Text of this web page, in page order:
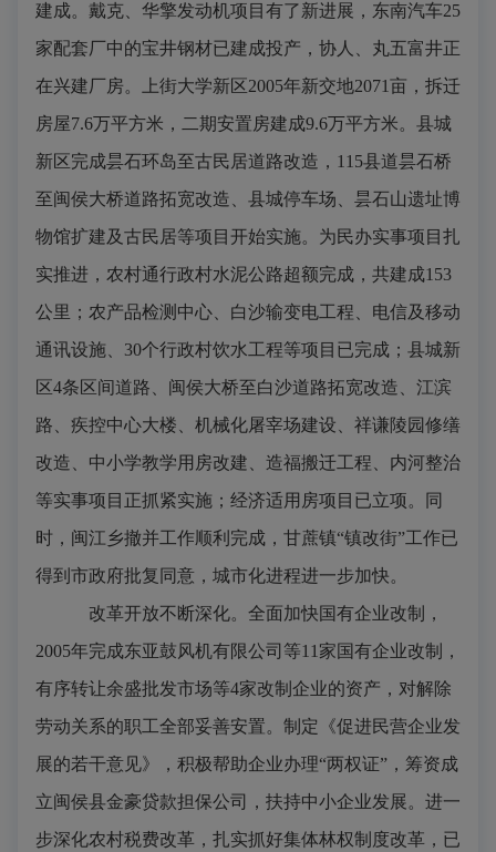
建成。戴克、华擎发动机项目有了新进展，东南汽车25
家配套厂中的宝井钢材已建成投产，协人、丸五富井正
在兴建厂房。上街大学新区2005年新交地2071亩，拆迁
房屋7.6万平方米，二期安置房建成9.6万平方米。县城
新区完成昙石环岛至古民居道路改造， 115县道昙石桥
至闽侯大桥道路拓宽改造、县城停车场、昙石山遗址博
物馆扩建及古民居等项目开始实施。为民办实事项目扎
实推进，农村通行政村水泥公路超额完成，共建成153
公里；农产品检测中心、白沙输变电工程、电信及移动
通讯设施、 30个行政村饮水工程等项目已完成；县城新
区4条区间道路、闽侯大桥至白沙道路拓宽改造、江滨
路、疾控中心大楼、机械化屠宰场建设、祥谦陵园修缮
改造、中小学教学用房改建、造福搬迁工程、内河整治
等实事项目正抓紧实施；经济适用房项目已立项。同
时，闽江乡撤并工作顺利完成，甘蔗镇“镇改街”工作已
得到市政府批复同意，城市化进程进一步加快。
改革开放不断深化。全面加快国有企业改制，
2005年完成东亚鼓风机有限公司等11 家国有企业改制，
有序转让余盛批发市场等4家改制企业的资产，对解除
劳动关系的职工全部妥善安置。制定《促进民营企业发
展的若干意见》，积极帮助企业办理“两权证”，筹资成
立闽侯县金豪贷款担保公司，扶持中小企业发展。进一
步深化农村税费改革，扎实抓好集体林权制度改革，已